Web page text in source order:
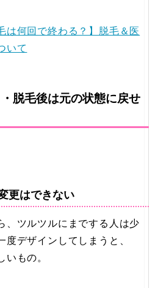
は何回で終わる？】脱毛＆医
いて
脱毛後は元の状態に戻せ
更はできない
、ツルツルにまでする人は少
度デザインしてしまうと、
いもの。